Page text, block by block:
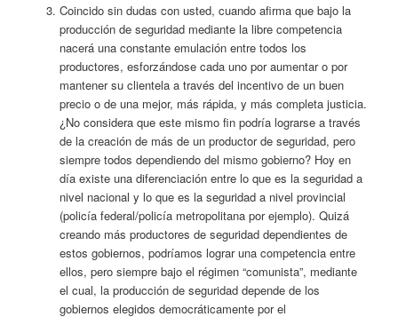
Coincido sin dudas con usted, cuando afirma que bajo la
producción de seguridad mediante la libre competencia
nacerá una constante emulación entre todos los
productores, esforzándose cada uno por aumentar o por
mantener su clientela a través del incentivo de un buen
precio o de una mejor, más rápida, y más completa justicia.
¿No considera que este mismo fin podría lograrse a través
de la creación de más de un productor de seguridad, pero
siempre todos dependiendo del mismo gobierno? Hoy en
día existe una diferenciación entre lo que es la seguridad a
nivel nacional y lo que es la seguridad a nivel provincial
(policía federal/policía metropolitana por ejemplo). Quizá
creando más productores de seguridad dependientes de
estos gobiernos, podríamos lograr una competencia entre
ellos, pero siempre bajo el régimen “comunista”, mediante
el cual, la producción de seguridad depende de los
gobiernos elegidos democráticamente por el